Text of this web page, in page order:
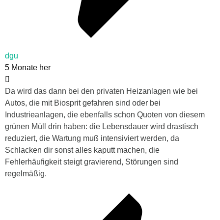
dgu
5 Monate her
Da wird das dann bei den privaten Heizanlagen wie bei
Autos, die mit Biosprit gefahren sind oder bei
Industrieanlagen, die ebenfalls schon Quoten von diesem
grünen Müll drin haben: die Lebensdauer wird drastisch
reduziert, die Wartung muß intensiviert werden, da
Schlacken dir sonst alles kaputt machen, die
Fehlerhäufigkeit steigt gravierend, Störungen sind
regelmäßig.